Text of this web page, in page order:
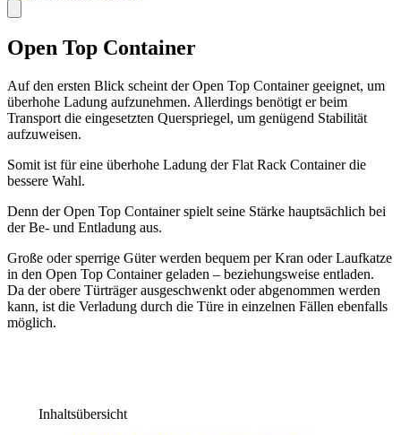
Open Top Container
Auf den ersten Blick scheint der Open Top Container geeignet, um
überhohe Ladung aufzunehmen. Allerdings benötigt er beim
Transport die eingesetzten Querspriegel, um genügend Stabilität
aufzuweisen.
Somit ist für eine überhohe Ladung der Flat Rack Container die
bessere Wahl.
Denn der Open Top Container spielt seine Stärke hauptsächlich bei
der Be- und Entladung aus.
Große oder sperrige Güter werden bequem per Kran oder Laufkatze
in den Open Top Container geladen – beziehungsweise entladen.
Da der obere Türträger ausgeschwenkt oder abgenommen werden
kann, ist die Verladung durch die Türe in einzelnen Fällen ebenfalls
möglich.
Inhaltsübersicht